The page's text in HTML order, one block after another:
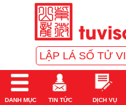
LẬP LÁ SỐ TỬ VI
DANH MỤC TIN TỨC DỊCH VỤ